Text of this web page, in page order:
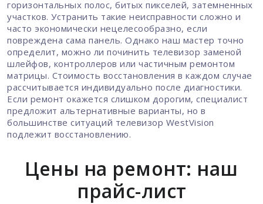
горизонтальных полос, битых пикселей, затемненных
участков. Устранить такие неисправности сложно и
часто экономически нецелесообразно, если
повреждена сама панель. Однако наш мастер точно
определит, можно ли починить телевизор заменой
шлейфов, контроллеров или частичным ремонтом
матрицы. Стоимость восстановления в каждом случае
рассчитывается индивидуально после диагностики.
Если ремонт окажется слишком дорогим, специалист
предложит альтернативные варианты, но в
большинстве ситуаций телевизор WestVision
подлежит восстановлению.
Цены на ремонт: наш
прайс-лист